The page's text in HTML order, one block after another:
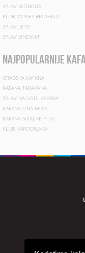
SPLAV SLOBODA
KLUB MONEY BEOGRAD
SPLAV LETO
SPLAV SINDIKAT
najpopularnije
GRADSKA KAFANA
KAFANA TARAPANA
SPLAV NA VODI KAFANA
KAFANA ONA MOJA
KAFANA SIPAJ NE PITAJ
KLUB NARODNJAKA